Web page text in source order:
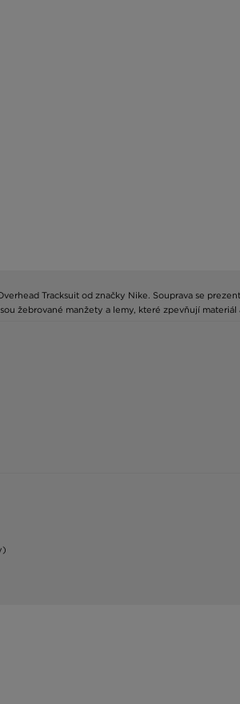
Tracksuit od značky Nike. Souprava se
žebrované manžety a lemy, které zpevňují